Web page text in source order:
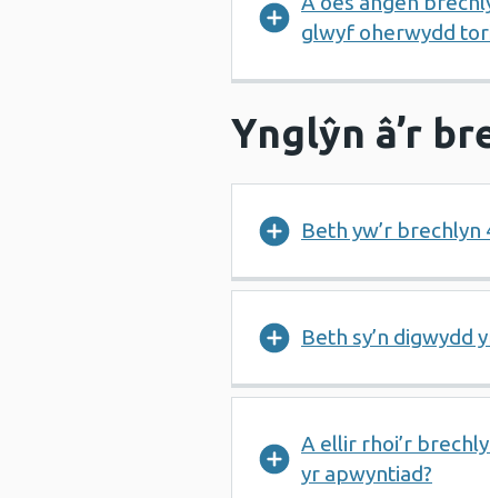
glwyf oherwydd
Ynglŷn â’r
Beth yw’r brechlyn
Beth sy’n digwydd
A ellir rhoi’r
yr apwyntiad?